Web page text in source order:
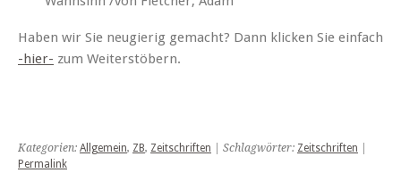
Haben wir Sie neugierig gemacht? Dann klicken Sie einfach
-hier- zum Weiterstöbern.
Kategorien: Allgemein, ZB, Zeitschriften | Schlagwörter: Zeitschriften
Permalink